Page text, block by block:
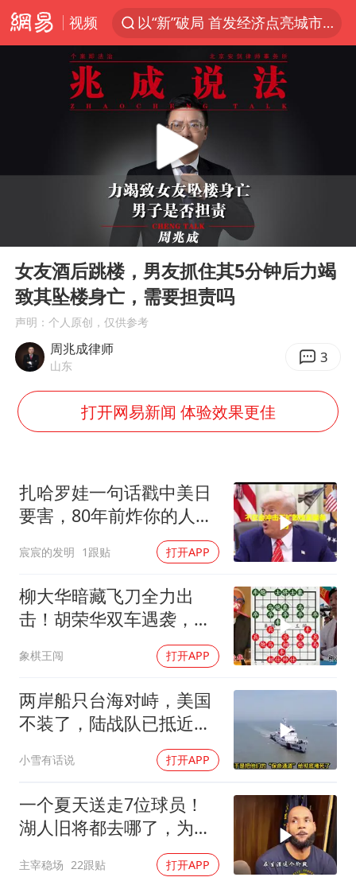
视频
以“新”破局 首发经济点亮城市消费活力
看守所辅警收受10万获刑1年
宇树科技发行价格150.80元/股
宇树科技王兴兴身家有望超200亿元
五粮液渠道价一箱上涨近百元
CIA被曝已秘密设立古巴工作组
法国下周开始禁止未经同意的电话营销
24小时不关空调 电费会更低吗
哪吒汽车南宁工厂设备降价20%拍卖
我国编制完成新版全月地质图
U17国足1分钟轰2球
外交部发言人就广岛核爆81周年等答记者问
奋进开新局 实干挑大梁
Play
女友酒后跳楼，男友抓住其5分钟后力竭
致其坠楼身亡，需要担责吗
声明：个人原创，仅供参考
周兆成律师
山东 3
打开网易新闻 体验效果更佳
扎哈罗娃一句话戳中美日
要害，80年前炸你的人，
宸宸的发明 1跟贴 打开APP
柳大华暗藏飞刀全力出
击！胡荣华双车遇袭，从
象棋王闯 打开APP
两岸船只台海对峙，美国
不装了，陆战队已抵近台
小雪有话说 打开APP
一个夏天送走7位球员！
湖人旧将都去哪了，为何
主宰稳场 22跟贴 打开APP